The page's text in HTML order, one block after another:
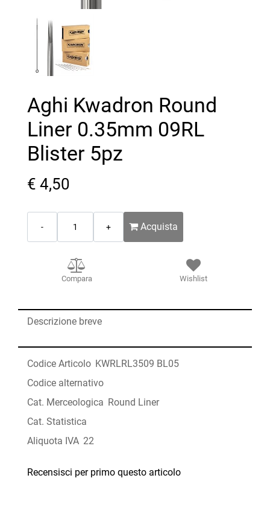
Aghi Kwadron Round
Liner 0.35mm 09RL
Blister 5pz
€ 4,50
Acquista
Compara Wishlist
Descrizione breve
Codice Articolo KWRLRL3509 BL05
Codice alternativo
Cat. Merceologica Round Liner
Cat. Statistica
Aliquota IVA 22
Recensisci per primo questo articolo